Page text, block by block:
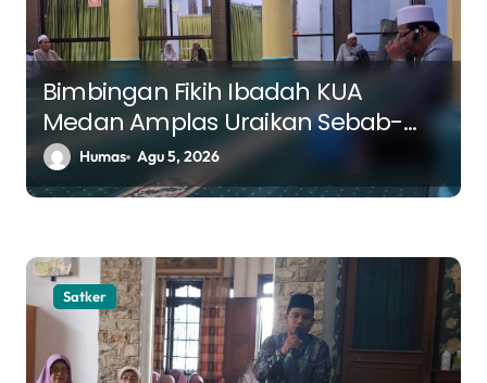
Bimbingan Fikih Ibadah KUA
Medan Amplas Uraikan Sebab-
Sebab Sujud Sahwi, Jamaah Diajak
Menyempurnakan Kualitas Shalat
Humas Agu 5, 2026
Satker